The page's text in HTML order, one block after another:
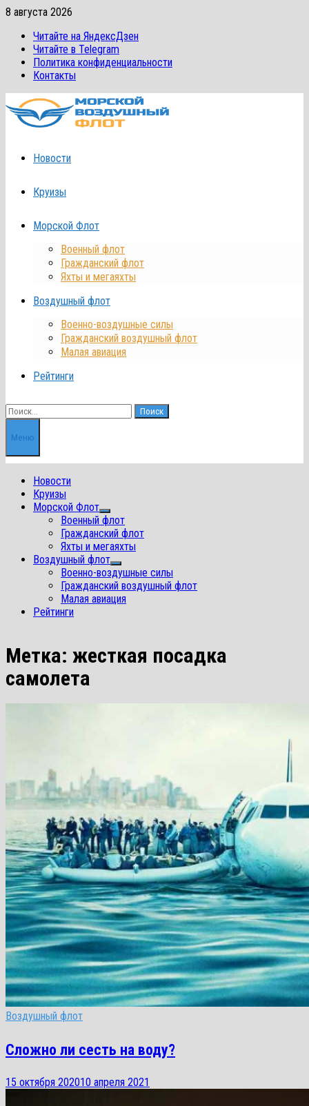
Перейти
содержимому
8 августа 2026
Читайте на ЯндексДзен
Читайте в Telegram
Политика конфиденциальности
Контакты
Новости
Круизы
Морской Флот
Военный флот
Гражданский флот
Яхты и мегаяхты
Воздушный флот
Военно-воздушные силы
Гражданский воздушный флот
Малая авиация
Рейтинги
Найти:
Меню
Новости
Круизы
Морской Флот
Показать
подменю
Военный флот
Гражданский флот
Яхты и мегаяхты
Воздушный флот
Показать
подменю
Военно-воздушные силы
Гражданский воздушный флот
Малая авиация
Рейтинги
Метка: жесткая посадка
самолета
Воздушный флот
Сложно ли сесть на воду?
15 октября 202010 апреля 2021